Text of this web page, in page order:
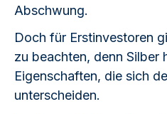
Abschwung.
Doch für Erstinvestoren
zu beachten, denn Silber
Eigenschaften, die sich
unterscheiden.